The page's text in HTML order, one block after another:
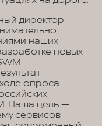
директор
наших
новых
опроса
Наша цель —
сервисов